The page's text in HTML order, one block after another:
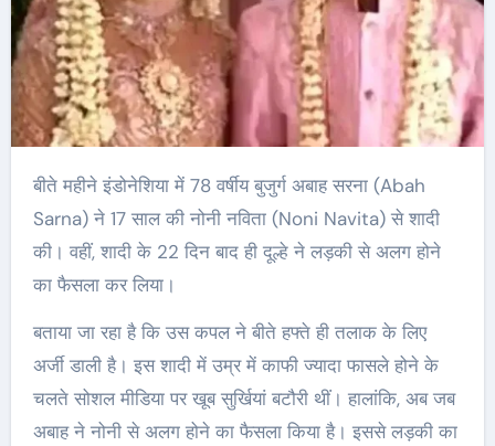
बीते महीने इंडोनेशिया में 78 वर्षीय बुजुर्ग अबाह सरना (Abah
Sarna) ने 17 साल की नोनी नविता (Noni Navita) से शादी
की। वहीं, शादी के 22 दिन बाद ही दूल्हे ने लड़की से अलग होने
का फैसला कर लिया।
बताया जा रहा है कि उस कपल ने बीते हफ्ते ही तलाक के लिए
अर्जी डाली है। इस शादी में उम्र में काफी ज्यादा फासले होने के
चलते सोशल मीडिया पर खूब सुर्खियां बटौरी थीं। हालांकि, अब जब
अबाह ने नोनी से अलग होने का फैसला किया है। इससे लड़की का